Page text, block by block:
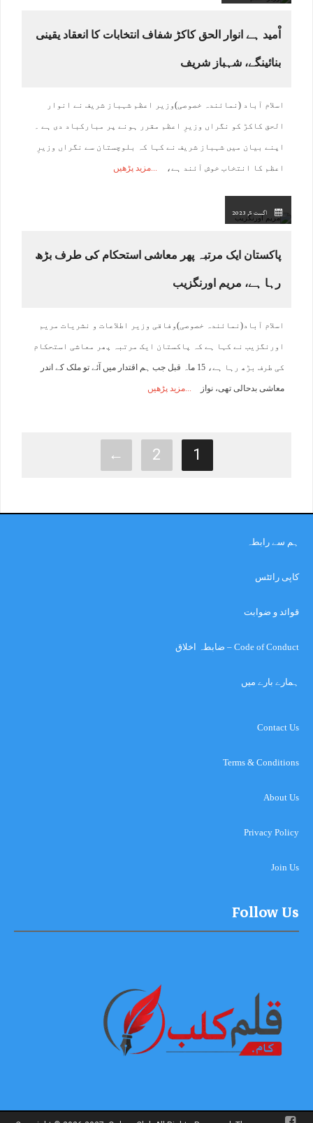
اْمید ہے انوار الحق کاکڑ شفاف انتخابات کا انعقاد یقینی
بنائینگے، شہباز شریف
اسلام آباد (نمائندہ خصوصی)وزیر اعظم شہباز شریف نے انوار
الحق کاکڑ کو نگراں وزیرِ اعظم مقرر ہونے پر مبارکباد دی ہے ۔
اپنے بیان میں شہباز شریف نے کہا کہ بلوچستان سے نگراں وزیرِ
اعظم کا انتخاب خوش آئند ہے، مزید پڑھیں
اگست 5, 2023
پاکستان ایک مرتبہ پھر معاشی استحکام کی طرف بڑھ
رہا ہے، مریم اورنگزیب
اسلام آباد(نمائندہ خصوصی)وفاقی وزیر اطلاعات و نشریات مریم
اورنگزیب نے کہا ہے کہ پاکستان ایک مرتبہ پھر معاشی استحکام
کی طرف بڑھ رہا ہے، 15 ماہ قبل جب ہم اقتدار میں آئے تو ملک کے اندر
معاشی بدحالی تھی، نواز مزید پڑھیں
1
2
←
ہم سے رابطہ
کاپی رائٹس
قوائد و ضوابت
Code of Conduct – ضابطہ اخلاق
ہمارے بارے میں
Contact Us
Terms & Conditions
About Us
Privacy Policy
Join Us
Follow Us